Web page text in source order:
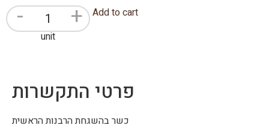
- +
unit
Add to cart
פרטי התקשרות
כשר בהשגחת הרבנות הראשית